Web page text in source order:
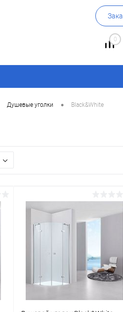
0
Душевые уголки • Black&White